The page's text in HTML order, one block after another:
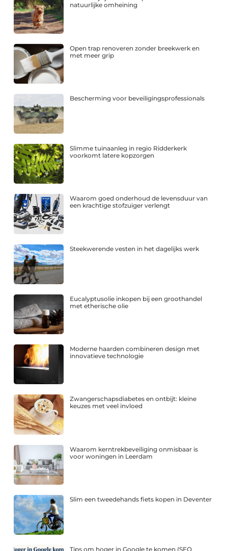
natuurlijke omheining
Open trap renoveren zonder breekwerk en
met meer grip
Bescherming voor beveiligingsprofessionals
Slimme tuinaanleg in regio Ridderkerk
voorkomt latere kopzorgen
Waarom goed onderhoud de levensduur van
een krachtige stofzuiger verlengt
Steekwerende vesten in het dagelijks werk
Eucalyptusolie inkopen bij een groothandel
met etherische olie
Moderne haarden combineren design met
innovatieve technologie
Zwangerschapsdiabetes en ontbijt: kleine
keuzes met veel invloed
Waarom kerntrekbeveiliging onmisbaar is
voor woningen in Leerdam
Slim een tweedehands fiets kopen in Deventer
Tips om hoger in Google te komen (SEO